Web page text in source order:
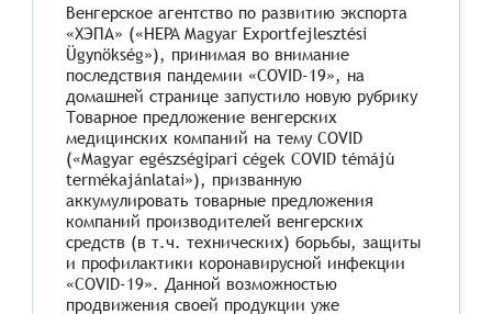
Венгерское агентство по развитию экспорта
«ХЭПА» («HEPA Magyar Exportfejlesztési
Ügynökség»), принимая во внимание
последствия пандемии «COVID-19», на
домашней странице запустило новую рубрику
Товарное предложение венгерских
медицинских компаний на тему COVID
(«Magyar egészségipari cégek COVID témájú
termékajánlatai»), призванную
аккумулировать товарные предложения
компаний производителей венгерских
средств (в т.ч. технических) борьбы, защиты
и профилактики коронавирусной инфекции
«COVID-19». Данной возможностью
продвижения своей продукции уже